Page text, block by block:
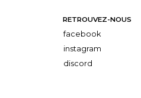
RETROUVEZ-NOUS
facebook
instagram
discord